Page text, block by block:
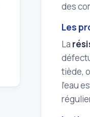
des
Les
La
tiède,
l'eau